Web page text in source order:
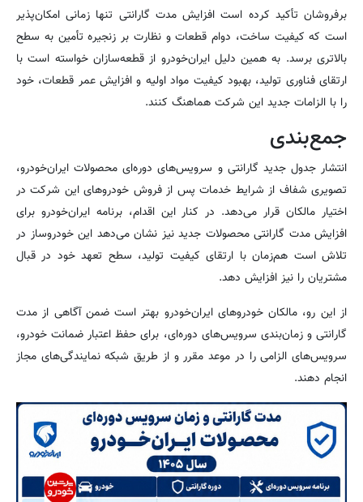
برفروشان تأکید کرده است افزایش مدت گارانتی تنها زمانی امکان‌پذیر
است که کیفیت ساخت، دوام قطعات و نظارت بر زنجیره تأمین به سطح
بالاتری برسد. به همین دلیل ایران‌خودرو از قطعه‌سازان خواسته است با
ارتقای فناوری تولید، بهبود کیفیت مواد اولیه و افزایش عمر قطعات، خود
را با الزامات جدید این شرکت هماهنگ کنند.
جمع‌بندی
انتشار جدول جدید گارانتی و سرویس‌های دوره‌ای محصولات ایران‌خودرو،
تصویری شفاف از شرایط خدمات پس از فروش خودروهای این شرکت در
اختیار مالکان قرار می‌دهد. در کنار این اقدام، برنامه ایران‌خودرو برای
افزایش مدت گارانتی محصولات جدید نیز نشان می‌دهد این خودروساز در
تلاش است هم‌زمان با ارتقای کیفیت تولید، سطح تعهد خود در قبال
مشتریان را نیز افزایش دهد.
از این رو، مالکان خودروهای ایران‌خودرو بهتر است ضمن آگاهی از مدت
گارانتی و زمان‌بندی سرویس‌های دوره‌ای، برای حفظ اعتبار ضمانت خودرو،
سرویس‌های الزامی را در موعد مقرر و از طریق شبکه نمایندگی‌های مجاز
انجام دهند.